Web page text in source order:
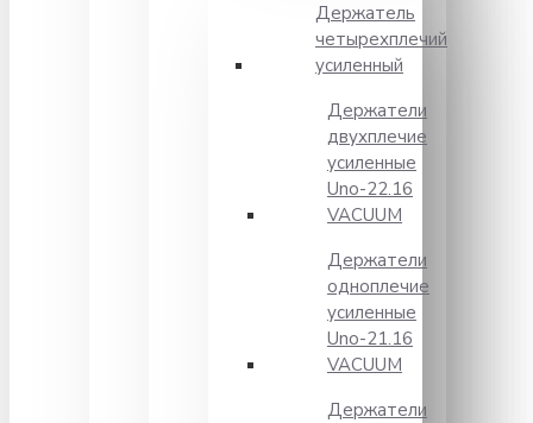
Держатель
четырехплечий
усиленный
Держатели
двухплечие
усиленные
Unо-22.16
VACUUM
Держатели
одноплечие
усиленные
Uno-21.16
VACUUM
Держатели